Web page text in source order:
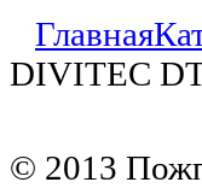
Главная
DIVITEC
© 2013